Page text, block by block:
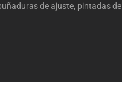
de ajuste, pintadas de